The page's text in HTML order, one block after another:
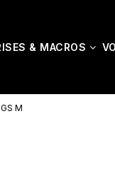
& MACROS
M